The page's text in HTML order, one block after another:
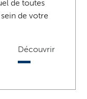
de toutes
de votre
Découvrir